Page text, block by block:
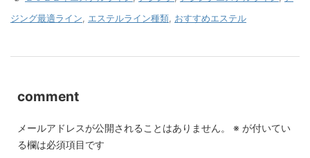
ジング最適ライン
エステルライン種類 おすすめエステル
comment
メールアドレスが公開されることはありません。 ※ が付いてい
る欄は必須項目です